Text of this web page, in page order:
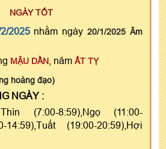
NGÀY TỐT
2025nhằm ngày20/1/2025 Âm
MẬU DẦN , năm ẤT TỴ
hoàng đạo)
NGÀY :
(7:00-8:59),Ngọ (11:00-
14:59),Tuất (19:00-20:59),Hợi